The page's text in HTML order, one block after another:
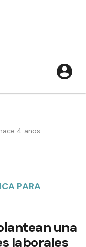
4 años
PARA
una
laborales